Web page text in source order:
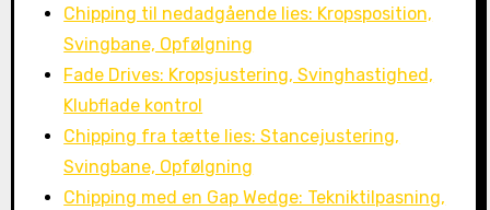
Chipping til nedadgående lies: Kropsposition,
Svingbane, Opfølgning
Fade Drives: Kropsjustering, Svinghastighed,
Klubflade kontrol
Chipping fra tætte lies: Stancejustering,
Svingbane, Opfølgning
Chipping med en Gap Wedge: Tekniktilpasning,